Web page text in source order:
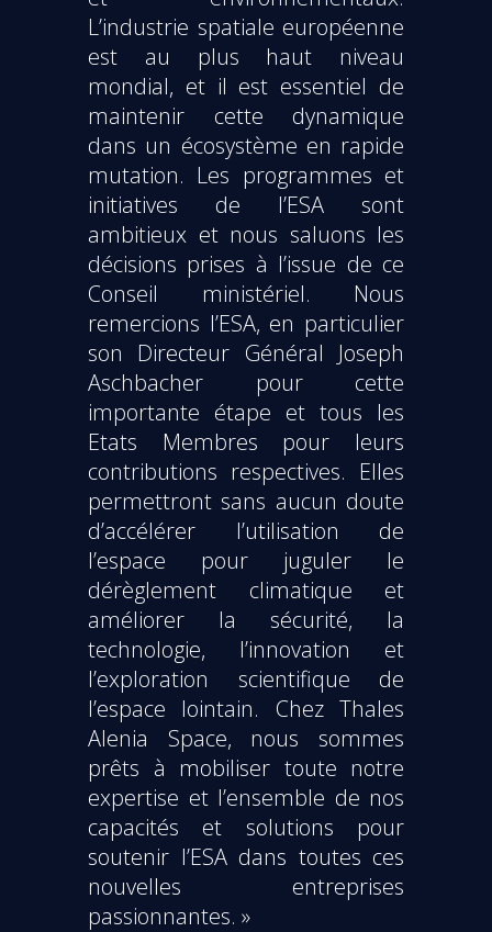
L’industrie spatiale européenne
est au plus haut niveau
mondial, et il est essentiel de
maintenir cette dynamique
dans un écosystème en rapide
mutation. Les programmes et
initiatives de l’ESA sont
ambitieux et nous saluons les
décisions prises à l’issue de ce
Conseil ministériel. Nous
remercions l’ESA, en particulier
son Directeur Général Joseph
Aschbacher pour cette
importante étape et tous les
Etats Membres pour leurs
contributions respectives. Elles
permettront sans aucun doute
d’accélérer l’utilisation de
l’espace pour juguler le
dérèglement climatique et
améliorer la sécurité, la
technologie, l’innovation et
l’exploration scientifique de
l’espace lointain. Chez Thales
Alenia Space, nous sommes
prêts à mobiliser toute notre
expertise et l’ensemble de nos
capacités et solutions pour
soutenir l’ESA dans toutes ces
nouvelles entreprises
passionnantes. »